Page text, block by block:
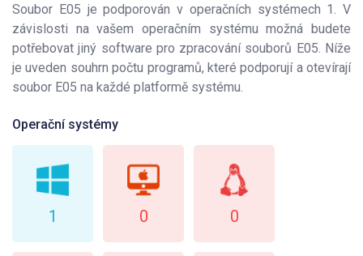
Soubor E05 je podporován v operačních systémech 1. V
závislosti na vašem operačním systému možná budete
potřebovat jiný software pro zpracování souborů E05. Níže
je uveden souhrn počtu programů, které podporují a otevírají
soubor E05 na každé platformě systému.
Operační systémy
1 0 0